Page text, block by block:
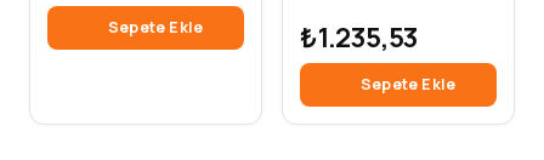
Sepete Ekle ₺1.235,53
Sepete Ekle